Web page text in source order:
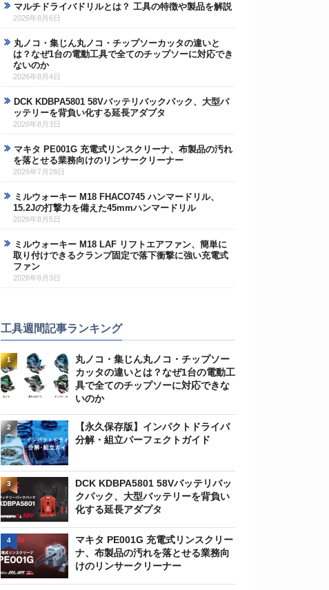
マルチドライバドリルとは？ 工具の特徴や製品を解説
2026年8月6日
丸ノコ・集じん丸ノコ・チップソーカッタの違いと
は？なぜ1台の電動工具で全てのチップソーに対応でき
ないのか
2026年8月4日
DCK KDBPA5801 58Vバッテリバックパック、大型バ
ッテリーを背負い化する延長アダプタ
2026年8月3日
マキタ PE001G 充電式リンスクリーナ、布製品の汚れ
を落とせる業務向けのリンサークリーナー
2026年7月28日
ミルウォーキー M18 FHACO745 ハンマードリル、
15.2Jの打撃力を備えた45mmハンマードリル
2026年8月5日
ミルウォーキー M18 LAF リフトエアファン、簡単に
取り付けできるクランプ固定で落下衝撃に強い充電式
ファン
2026年8月3日
工具週間記事ランキング
丸ノコ・集じん丸ノコ・チップソー
カッタの違いとは？なぜ1台の電動工
具で全てのチップソーに対応できな
いのか
1
【永久保存版】インパクトドライバ
分解・組立パーフェクトガイド
2
DCK KDBPA5801 58Vバッテリバッ
クパック、大型バッテリーを背負い
化する延長アダプタ
3
マキタ PE001G 充電式リンスクリー
ナ、布製品の汚れを落とせる業務向
けのリンサークリーナー
4